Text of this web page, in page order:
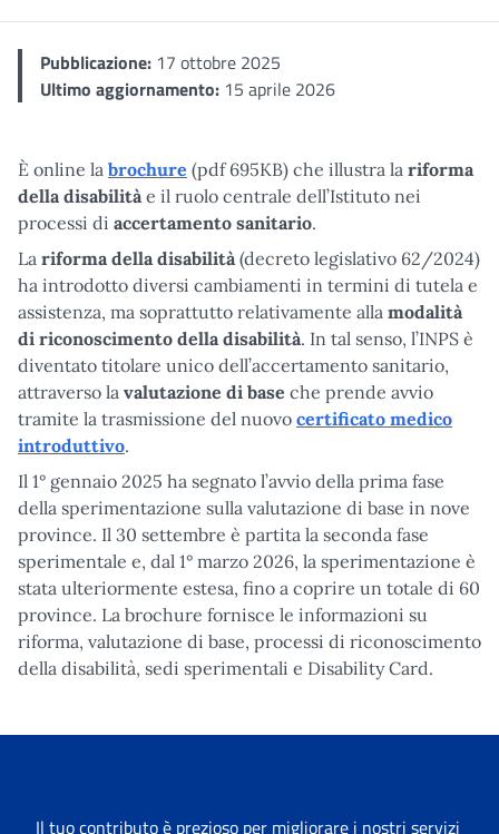
Pubblicazione: 17 ottobre 2025
Ultimo aggiornamento: 15 aprile 2026
È online la brochure (pdf 695KB) che illustra la riforma
della disabilità e il ruolo centrale dell’Istituto nei
processi di accertamento sanitario.
La riforma della disabilità (decreto legislativo 62/2024)
ha introdotto diversi cambiamenti in termini di tutela e
assistenza, ma soprattutto relativamente alla modalità
di riconoscimento della disabilità. In tal senso, l’INPS è
diventato titolare unico dell’accertamento sanitario,
attraverso la valutazione di base che prende avvio
tramite la trasmissione del nuovo certificato medico
introduttivo.
Il 1° gennaio 2025 ha segnato l’avvio della prima fase
della sperimentazione sulla valutazione di base in nove
province. Il 30 settembre è partita la seconda fase
sperimentale e, dal 1° marzo 2026, la sperimentazione è
stata ulteriormente estesa, fino a coprire un totale di 60
province. La brochure fornisce le informazioni su
riforma, valutazione di base, processi di riconoscimento
della disabilità, sedi sperimentali e Disability Card.
Il tuo contributo è prezioso per migliorare i nostri servizi